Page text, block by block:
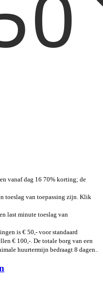
vanaf dag 16 70% korting; de
toeslag van toepassing zijn. Klik
last minute toeslag van
is € 50,- voor standaard
€ 100,-. De totale borg van een
huurtermijn bedraagt 8 dagen..